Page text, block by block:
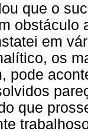
que o
obstáculo
em
os
pode
que